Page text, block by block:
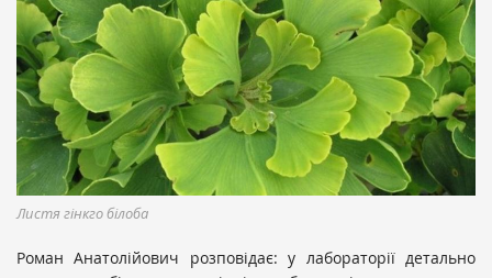
Листя гінкго білоба
Роман Анатолійович розповідає: у лабораторії детально